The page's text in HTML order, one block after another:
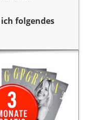
folgendes
ein Jahr
mit dem Titel
(Niedersachsen
& Bremen).
Als
erhalten Sie
von uns
gratis